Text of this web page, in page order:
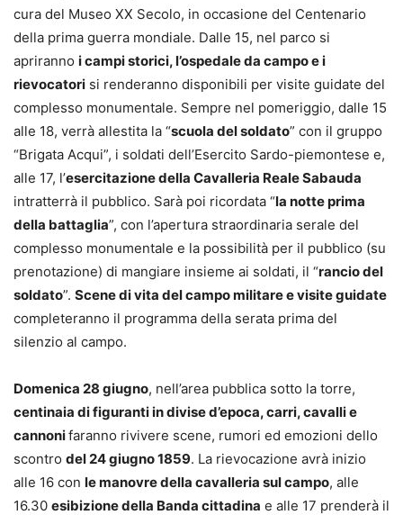
cura del Museo XX Secolo, in occasione del Centenario
della prima guerra mondiale. Dalle 15, nel parco si
apriranno i campi storici, l’ospedale da campo e i
rievocatori si renderanno disponibili per visite guidate del
complesso monumentale. Sempre nel pomeriggio, dalle 15
alle 18, verrà allestita la “scuola del soldato” con il gruppo
“Brigata Acqui”, i soldati dell’Esercito Sardo-piemontese e,
alle 17, l’esercitazione della Cavalleria Reale Sabauda
intratterrà il pubblico. Sarà poi ricordata “la notte prima
della battaglia”, con l’apertura straordinaria serale del
complesso monumentale e la possibilità per il pubblico (su
prenotazione) di mangiare insieme ai soldati, il “rancio del
soldato”. Scene di vita del campo militare e visite guidate
completeranno il programma della serata prima del
silenzio al campo.
Domenica 28 giugno, nell’area pubblica sotto la torre,
centinaia di figuranti in divise d’epoca, carri, cavalli e
cannonifaranno rivivere scene, rumori ed emozioni dello
scontro del 24 giugno 1859. La rievocazione avrà inizio
alle 16 con le manovre della cavalleria sul campo, alle
16.30 esibizione della Banda cittadina e alle 17 prenderà il